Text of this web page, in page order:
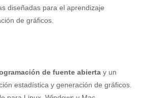
diseñadas para el aprendizaje
de gráficos.
de fuente abierta y un
estadística y generación de gráficos.